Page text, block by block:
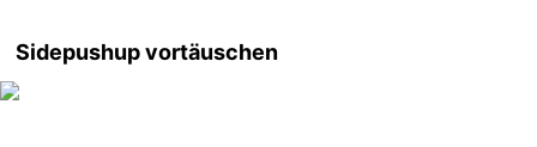
Sidepushup vortäuschen